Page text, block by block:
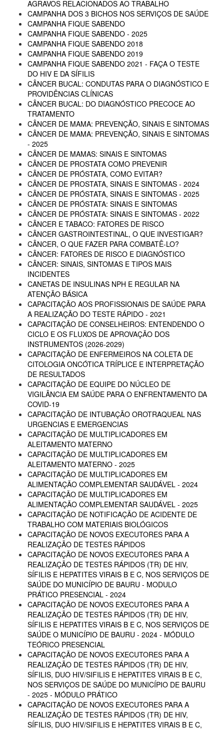
AGRAVOS RELACIONADOS AO TRABALHO
CAMPANHA DOS 3 BICHOS NOS SERVIÇOS DE SAÚDE
CAMPANHA FIQUE SABENDO
CAMPANHA FIQUE SABENDO - 2025
CAMPANHA FIQUE SABENDO 2018
CAMPANHA FIQUE SABENDO 2019
CAMPANHA FIQUE SABENDO 2021 - FAÇA O TESTE
DO HIV E DA SÍFILIS
CÂNCER BUCAL: CONDUTAS PARA O DIAGNÓSTICO E
PROVIDÊNCIAS CLÍNICAS
CÂNCER BUCAL: DO DIAGNÓSTICO PRECOCE AO
TRATAMENTO
CÂNCER DE MAMA: PREVENÇÃO, SINAIS E SINTOMAS
CÂNCER DE MAMA: PREVENÇÃO, SINAIS E SINTOMAS
- 2025
CÂNCER DE MAMAS: SINAIS E SINTOMAS
CÂNCER DE PROSTATA COMO PREVENIR
CÂNCER DE PRÓSTATA, COMO EVITAR?
CÂNCER DE PROSTATA, SINAIS E SINTOMAS - 2024
CÂNCER DE PRÓSTATA, SINAIS E SINTOMAS - 2025
CÂNCER DE PRÓSTATA: SINAIS E SINTOMAS
CÂNCER DE PRÓSTATA: SINAIS E SINTOMAS - 2022
CÂNCER E TABACO: FATORES DE RISCO
CÂNCER GASTROINTESTINAL, O QUE INVESTIGAR?
CÂNCER, O QUE FAZER PARA COMBATÊ-LO?
CÂNCER: FATORES DE RISCO E DIAGNÓSTICO
CÂNCER: SINAIS, SINTOMAS E TIPOS MAIS
INCIDENTES
CANETAS DE INSULINAS NPH E REGULAR NA
ATENÇÃO BÁSICA
CAPACITAÇÃO AOS PROFISSIONAIS DE SAÚDE PARA
A REALIZAÇÃO DO TESTE RÁPIDO - 2021
CAPACITAÇÃO DE CONSELHEIROS: ENTENDENDO O
CICLO E OS FLUXOS DE APROVAÇÃO DOS
INSTRUMENTOS (2026-2029)
CAPACITAÇÃO DE ENFERMEIROS NA COLETA DE
CITOLOGIA ONCÓTICA TRÍPLICE E INTERPRETAÇÃO
DE RESULTADOS
CAPACITAÇÃO DE EQUIPE DO NÚCLEO DE
VIGILÂNCIA EM SAÚDE PARA O ENFRENTAMENTO DA
COVID-19
CAPACITAÇÃO DE INTUBAÇÃO OROTRAQUEAL NAS
URGENCIAS E EMERGENCIAS
CAPACITAÇÃO DE MULTIPLICADORES EM
ALEITAMENTO MATERNO
CAPACITAÇÃO DE MULTIPLICADORES EM
ALEITAMENTO MATERNO - 2025
CAPACITAÇÃO DE MULTIPLICADORES EM
ALIMENTAÇÃO COMPLEMENTAR SAUDÁVEL - 2024
CAPACITAÇÃO DE MULTIPLICADORES EM
ALIMENTAÇÃO COMPLEMENTAR SAUDÁVEL - 2025
CAPACITAÇÃO DE NOTIFICAÇÃO DE ACIDENTE DE
TRABALHO COM MATERIAIS BIOLÓGICOS
CAPACITAÇÃO DE NOVOS EXECUTORES PARA A
REALIZAÇÃO DE TESTES RÁPIDOS
CAPACITAÇÃO DE NOVOS EXECUTORES PARA A
REALIZAÇÃO DE TESTES RÁPIDOS (TR) DE HIV,
SÍFILIS E HEPATITES VIRAIS B E C, NOS SERVIÇOS DE
SAÚDE DO MUNICÍPIO DE BAURU - MODULO
PRÁTICO PRESENCIAL - 2024
CAPACITAÇÃO DE NOVOS EXECUTORES PARA A
REALIZAÇÃO DE TESTES RÁPIDOS (TR) DE HIV,
SÍFILIS E HEPATITES VIRAIS B E C, NOS SERVIÇOS DE
SAÚDE O MUNICÍPIO DE BAURU - 2024 - MÓDULO
TEÓRICO PRESENCIAL
CAPACITAÇÃO DE NOVOS EXECUTORES PARA A
REALIZAÇÃO DE TESTES RÁPIDOS (TR) DE HIV,
SÍFILIS, DUO HIV/SIFILIS E HEPATITES VIRAIS B E C,
NOS SERVIÇOS DE SAÚDE DO MUNICÍPIO DE BAURU
- 2025 - MÓDULO PRÁTICO
CAPACITAÇÃO DE NOVOS EXECUTORES PARA A
REALIZAÇÃO DE TESTES RÁPIDOS (TR) DE HIV,
SÍFILIS, DUO HIV/SIFILIS E HEPATITES VIRAIS B E C,